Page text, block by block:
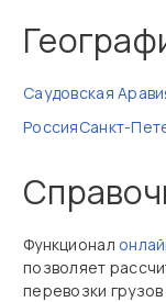
Саудовская
РоссияСанкт-
Функционал
позволяет
перевозки